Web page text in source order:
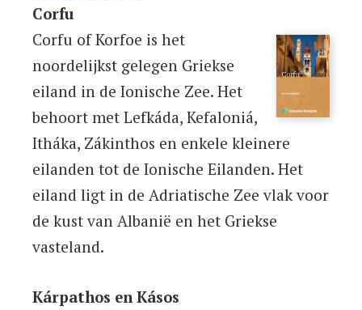
Corfu
Corfu of Korfoe is het
noordelijkst gelegen Griekse
eiland in de Ionische Zee. Het
behoort met Lefkáda, Kefaloniá,
Itháka, Zákinthos en enkele kleinere
eilanden tot de Ionische Eilanden. Het
eiland ligt in de Adriatische Zee vlak voor
de kust van Albanië en het Griekse
vasteland.
Kárpathos en Kásos